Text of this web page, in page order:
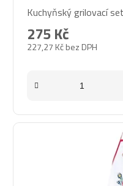
Kuchyňský grilovací
227,27 Kč bez DPH
275 Kč